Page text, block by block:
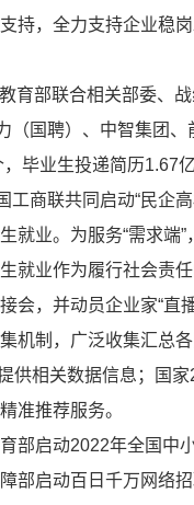
持，全力支持企业稳岗
育部联合相关部委、
（国聘）、中智集团
毕业生投递简历1.67亿
工商联共同启动“民企
就业。为服务“需求
就业作为履行社会责
会，并动员企业家“
机制，广泛收集汇总
供相关数据信息；国
准推荐服务。
部启动2022年全国中
部启动百日千万网络